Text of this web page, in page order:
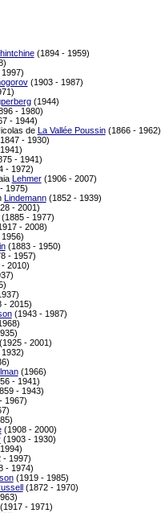
(1894 - 1959)
(1903 - 1987)
(1944)
- 1980)
- 1944)
de La Vallée Poussin(1866 - 1962)
- 1930)
- 1941)
- 1972)
Lehmer(1906 - 2007)
1975)
Lindemann(1852 - 1939)
- 2001)
- 1977)
- 2008)
(1883 - 1950)
- 1957)
2010)
- 2015)
(1943 - 1987)
(1925 - 2001)
(1966)
- 1941)
- 1943)
1967)
(1908 - 2000)
(1903 - 1930)
- 1997)
- 1974)
(1919 - 1985)
(1872 - 1970)
- 1971)